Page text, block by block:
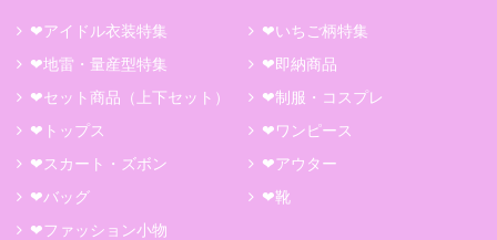
❤アイドル衣装特集
❤いちご柄特集
❤地雷・量産型特集
❤即納商品
❤セット商品（上下セット）
❤制服・コスプレ
❤トップス
❤ワンピース
❤スカート・ズボン
❤アウター
❤バッグ
❤靴
❤ファッション小物